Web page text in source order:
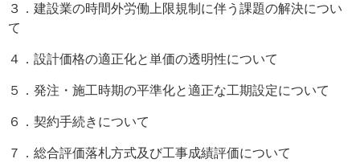
３．建設業の時間外労働上限規制に伴う課題の解決につい
て
４．設計価格の適正化と単価の透明性について
５．発注・施工時期の平準化と適正な工期設定について
６．契約手続きについて
７．総合評価落札方式及び工事成績評価について